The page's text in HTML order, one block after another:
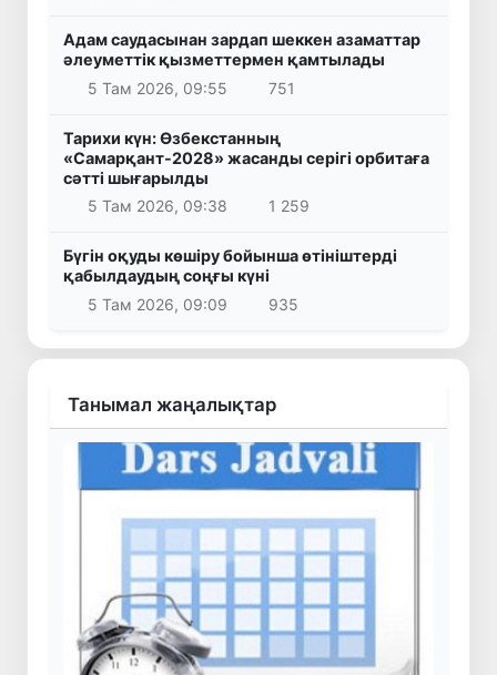
Адам саудасынан зардап шеккен азаматтар
әлеуметтік қызметтермен қамтылады
5 Там 2026, 09:55
751
Тарихи күн: Өзбекстанның
«Самарқант-2028» жасанды серігі орбитаға
сәтті шығарылды
5 Там 2026, 09:38
1 259
Бүгін оқуды көшіру бойынша өтініштерді
қабылдаудың соңғы күні
5 Там 2026, 09:09
935
Танымал жаңалықтар